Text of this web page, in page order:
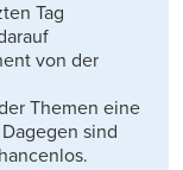
Tag
von der
Themen eine
sind